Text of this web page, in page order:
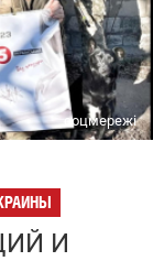
соцмережі
И